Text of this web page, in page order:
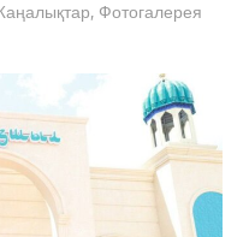
, Фотогалерея